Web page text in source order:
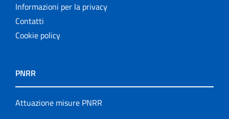
Informazioni per la privacy
Contatti
Cookie policy
PNRR
Attuazione misure PNRR